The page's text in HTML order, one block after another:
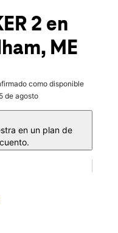
04062
2 en
ME
como disponible
de agosto
en un plan de